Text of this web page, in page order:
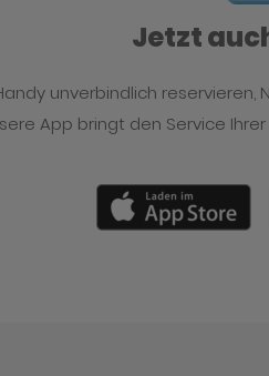
Jetzt
unverbindlich
App bringt den Service